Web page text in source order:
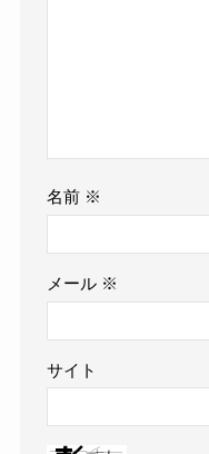
名前 ※
メール ※
サイト